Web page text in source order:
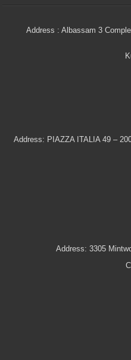
Address : Albassam 3
Address: PIAZZA ITALIA 49 –
Address: 3305